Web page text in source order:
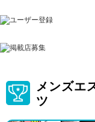
メンズエ
ツ